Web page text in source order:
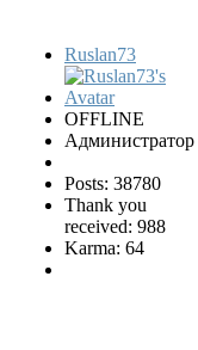
Ruslan73
OFFLINE
Администратор
Posts: 38780
Thank you
received: 988
Karma: 64